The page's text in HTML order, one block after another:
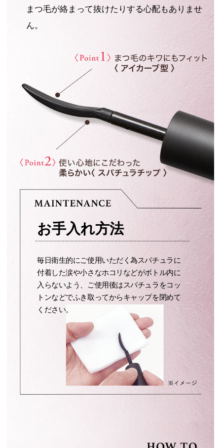
まつ毛が絡まって抜けたりする心配もありませ
ん。
お手入れ方法
毎日衛生的にご使用いただく為スパチュラに
付着した涙や小さなホコリなどがボトル内に
入らないよう、ご使用後はスパチュラをコッ
トンなどでふき取ってからキャップを閉めて
ください。